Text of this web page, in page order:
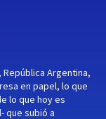
Argentina,
en papel, lo que
lo que hoy es
que subió a